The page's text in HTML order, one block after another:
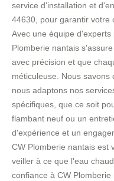
service d'installation et
44630, pour garantir votre
Avec une équipe
Plomberie nantais
avec précision et que
méticuleuse. Nous
nous adaptons nos
spécifiques, que ce soit
flambant neuf ou un
d'expérience et un
CW Plomberie nantais est
veiller à ce que l'eau
confiance à CW